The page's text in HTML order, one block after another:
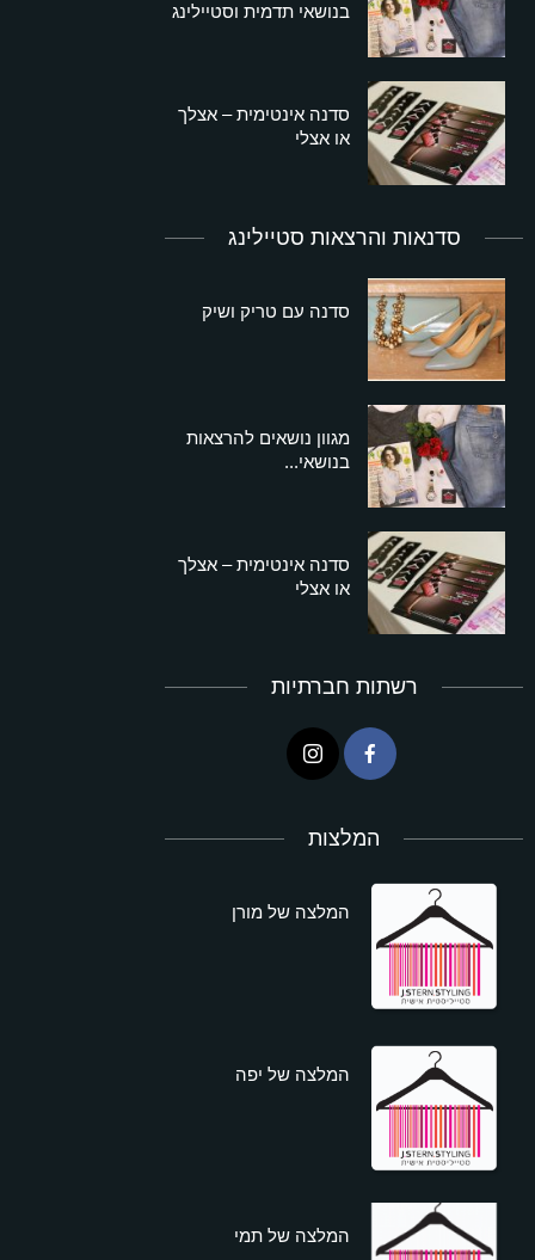
בנושאי תדמית וסטיילינג
סדנה אינטימית – אצלך
או אצלי
סדנאות והרצאות סטיילינג
סדנה עם טריק ושיק
מגוון נושאים להרצאות
בנושאי...
סדנה אינטימית – אצלך
או אצלי
רשתות חברתיות
המלצות
המלצה של מורן
המלצה של יפה
המלצה של תמי